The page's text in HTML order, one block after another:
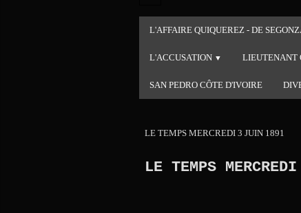
L'AFFAIRE QUIQUEREZ - DE
L'ACCUSATION ▼ LIEUTENANT
SAN PEDRO CÔTE D'IVOIRE
LE TEMPS MERCREDI 3 JUIN 1891
LE TEMPS